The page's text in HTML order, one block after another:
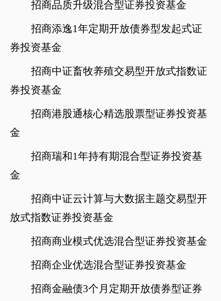
招商品质升级混合型证券投资基金
招商添逸1年定期开放债券型发起式证
券投资基金
招商中证畜牧养殖交易型开放式指数证
券投资基金
招商港股通核心精选股票型证券投资基
金
招商瑞和1年持有期混合型证券投资基
金
招商中证云计算与大数据主题交易型开
放式指数证券投资基金
招商商业模式优选混合型证券投资基金
招商企业优选混合型证券投资基金
招商金融债3个月定期开放债券型证券